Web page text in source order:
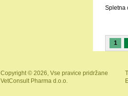
Spletna
1
Copyright © 2026, Vse pravice pridržane
VetConsult Pharma d.o.o.